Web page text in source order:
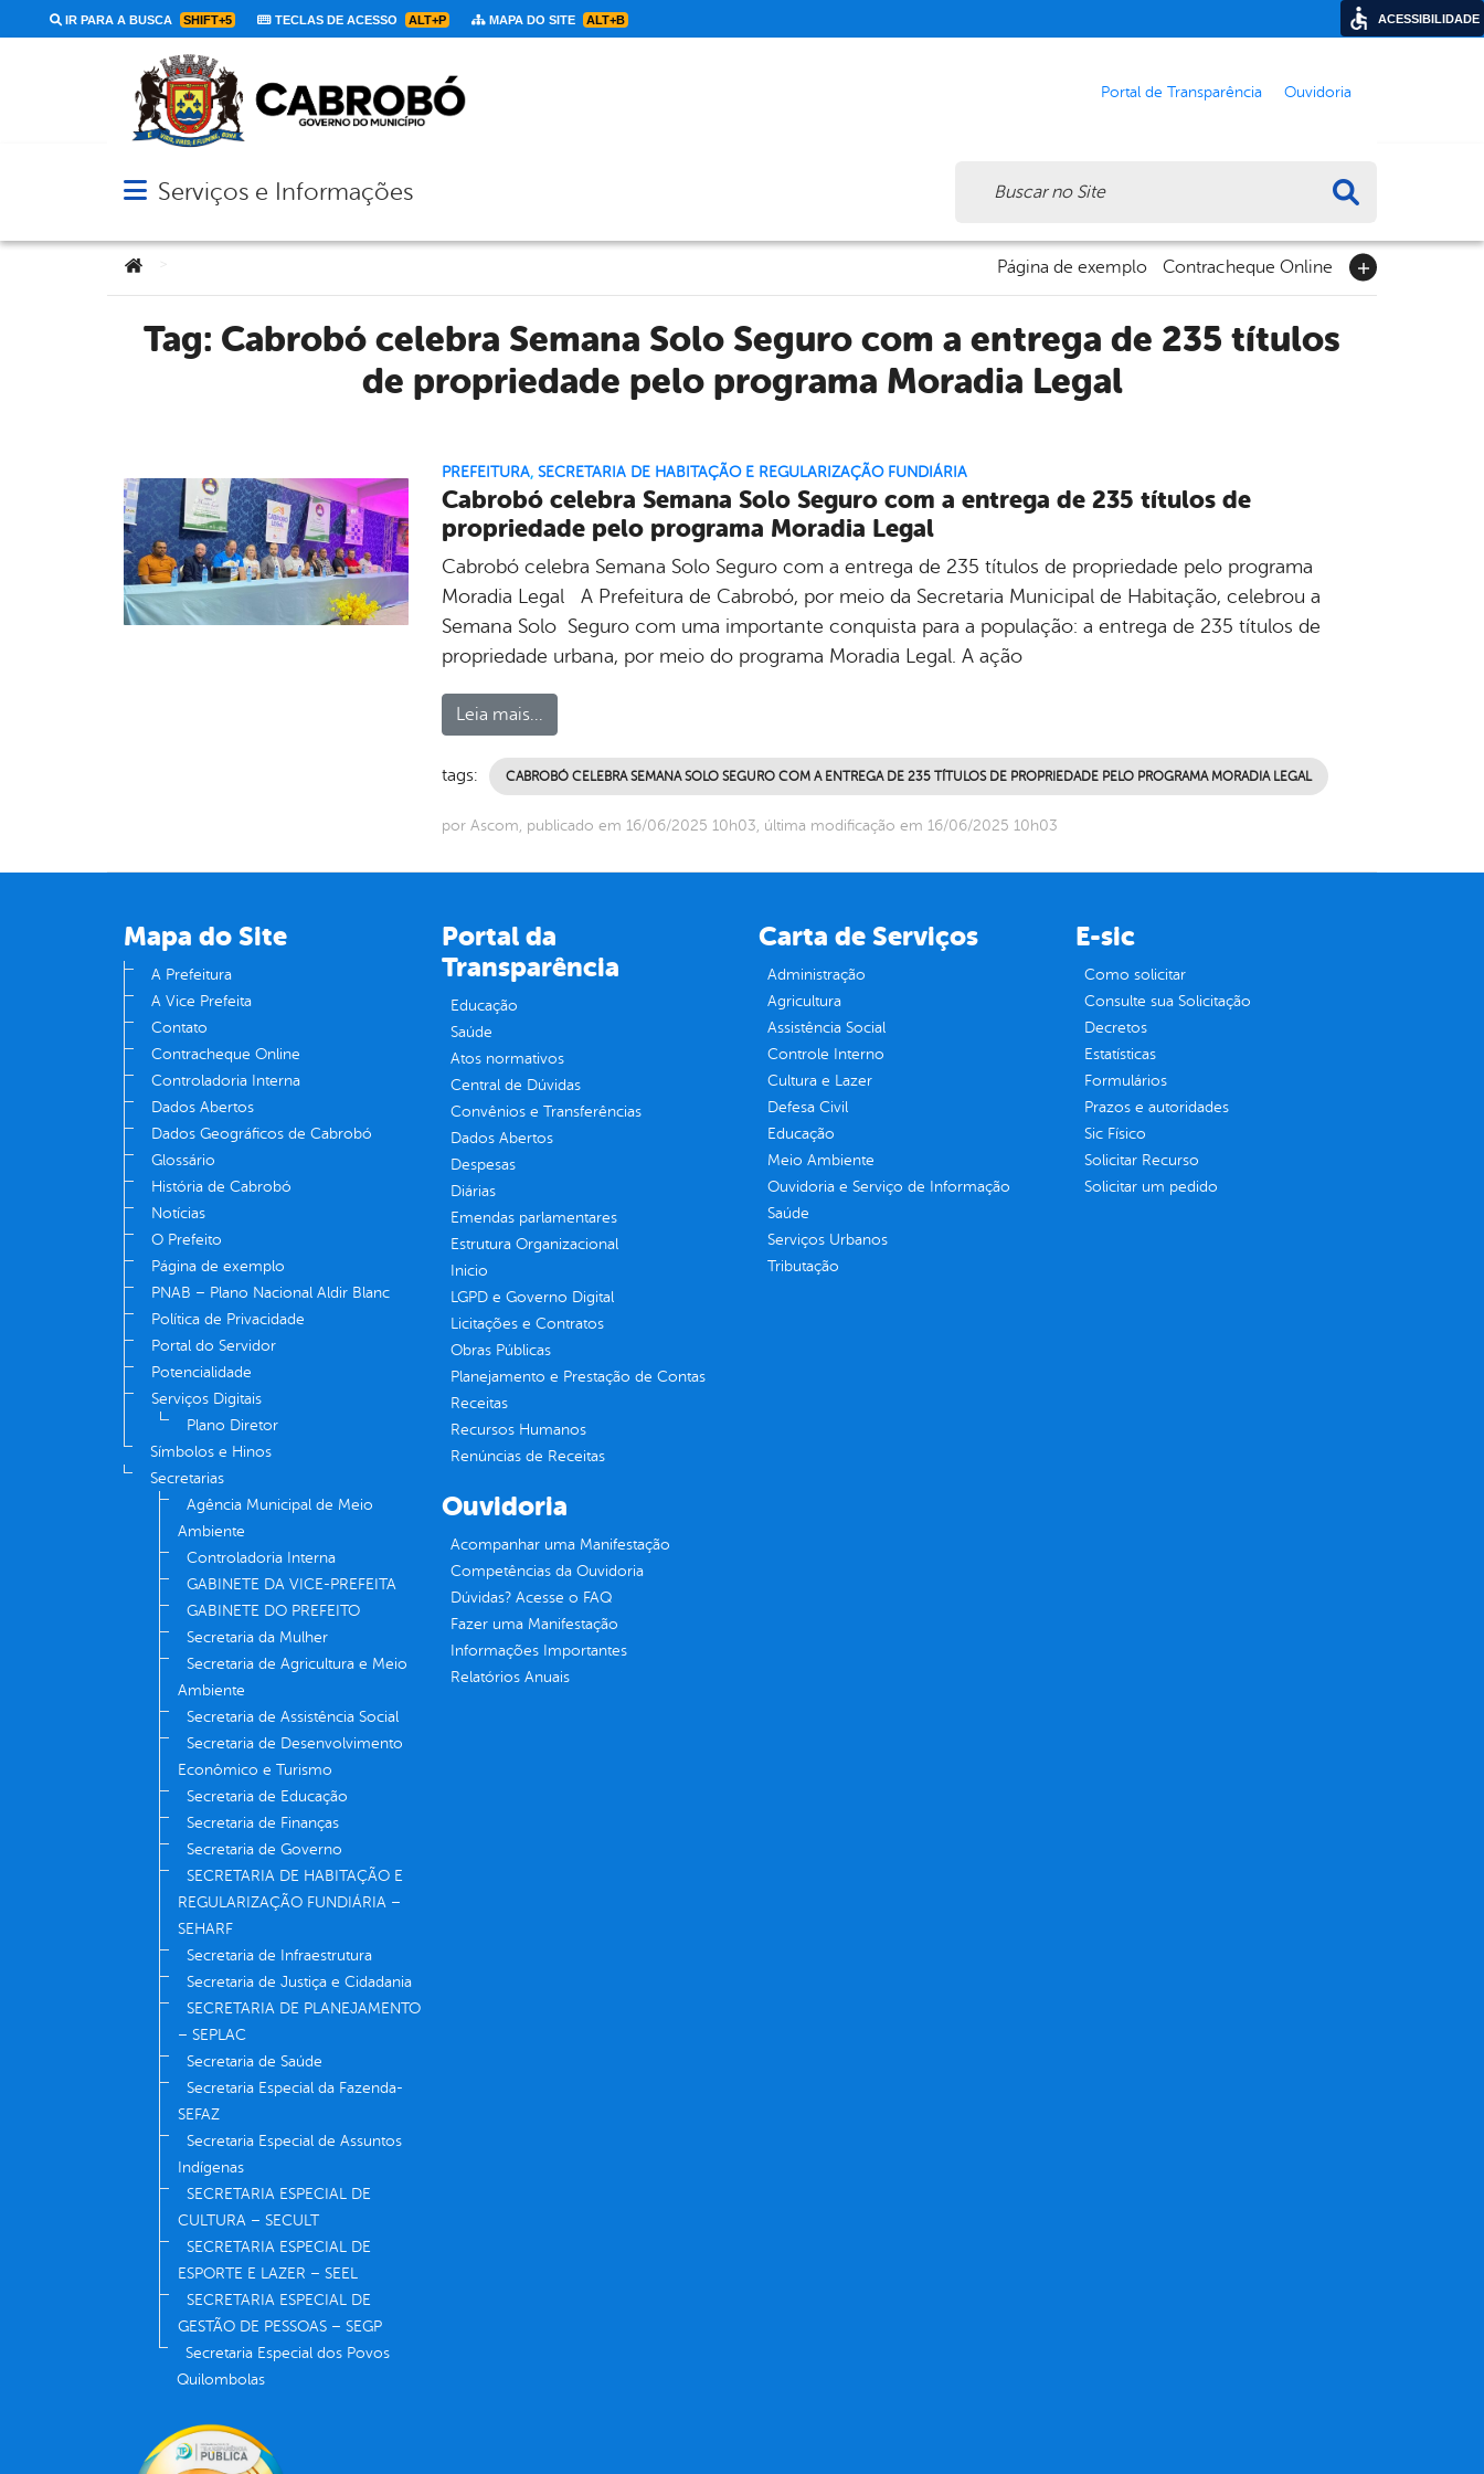
IR PARA A BUSCA SHIFT+5 TECLAS DE ACESSO ALT+P MAPA DO SITE ALT+B
Portal de Transparência Ouvidoria
Abrir menu principal de navegação
Serviços e Informações
Você está aqui: Página de exemplo Contracheque Online
Tag: Cabrobó celebra Semana Solo Seguro com a entrega de 235 títulos
de propriedade pelo programa Moradia Legal
PREFEITURA, SECRETARIA DE HABITAÇÃO E REGULARIZAÇÃO FUNDIÁRIA
Cabrobó celebra Semana Solo Seguro com a entrega de 235 títulos de
propriedade pelo programa Moradia Legal
Cabrobó celebra Semana Solo Seguro com a entrega de 235 títulos de propriedade pelo programa
Moradia Legal A Prefeitura de Cabrobó, por meio da Secretaria Municipal de Habitação, celebrou a
Semana Solo Seguro com uma importante conquista para a população: a entrega de 235 títulos de
propriedade urbana, por meio do programa Moradia Legal. A ação
Leia mais...
tags: CABROBÓ CELEBRA SEMANA SOLO SEGURO COM A ENTREGA DE 235 TÍTULOS DE PROPRIEDADE PELO PROGRAMA MORADIA LEGAL
por Ascom, publicado em 16/06/2025 10h03, última modificação em 16/06/2025 10h03
Mapa do Site
A Prefeitura
A Vice Prefeita
Contato
Contracheque Online
Controladoria Interna
Dados Abertos
Dados Geográficos de Cabrobó
Glossário
História de Cabrobó
Notícias
O Prefeito
Página de exemplo
PNAB – Plano Nacional Aldir Blanc
Política de Privacidade
Portal do Servidor
Potencialidade
Serviços Digitais
Plano Diretor
Símbolos e Hinos
Secretarias
Agência Municipal de Meio
Ambiente
Controladoria Interna
GABINETE DA VICE-PREFEITA
GABINETE DO PREFEITO
Secretaria da Mulher
Secretaria de Agricultura e Meio
Ambiente
Secretaria de Assistência Social
Secretaria de Desenvolvimento
Econômico e Turismo
Secretaria de Educação
Secretaria de Finanças
Secretaria de Governo
SECRETARIA DE HABITAÇÃO E
REGULARIZAÇÃO FUNDIÁRIA –
SEHARF
Secretaria de Infraestrutura
Secretaria de Justiça e Cidadania
SECRETARIA DE PLANEJAMENTO
– SEPLAC
Secretaria de Saúde
Secretaria Especial da Fazenda-
SEFAZ
Secretaria Especial de Assuntos
Indígenas
SECRETARIA ESPECIAL DE
CULTURA – SECULT
SECRETARIA ESPECIAL DE
ESPORTE E LAZER – SEEL
SECRETARIA ESPECIAL DE
GESTÃO DE PESSOAS – SEGP
Secretaria Especial dos Povos
Quilombolas
Portal da
Transparência
Educação
Saúde
Atos normativos
Central de Dúvidas
Convênios e Transferências
Dados Abertos
Despesas
Diárias
Emendas parlamentares
Estrutura Organizacional
Inicio
LGPD e Governo Digital
Licitações e Contratos
Obras Públicas
Planejamento e Prestação de Contas
Receitas
Recursos Humanos
Renúncias de Receitas
Carta de Serviços
Administração
Agricultura
Assistência Social
Controle Interno
Cultura e Lazer
Defesa Civil
Educação
Meio Ambiente
Ouvidoria e Serviço de Informação
Saúde
Serviços Urbanos
Tributação
E-sic
Como solicitar
Consulte sua Solicitação
Decretos
Estatísticas
Formulários
Prazos e autoridades
Sic Físico
Solicitar Recurso
Solicitar um pedido
Ouvidoria
Acompanhar uma Manifestação
Competências da Ouvidoria
Dúvidas? Acesse o FAQ
Fazer uma Manifestação
Informações Importantes
Relatórios Anuais
ACESSIBILIDADE